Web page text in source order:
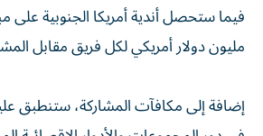
مليون دولار أمريكي لكل فريق مقابل
إضافة إلى مكافآت المشاركة، ستنطبق